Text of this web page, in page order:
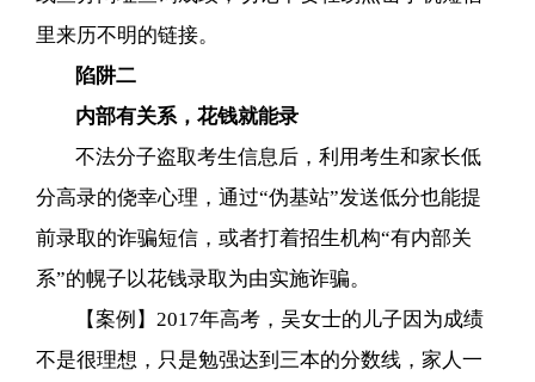
里来历不明的链接。
陷阱二
内部有关系，花钱就能录
不法分子盗取考生信息后，利用考生和家长低
分高录的侥幸心理，通过“伪基站”发送低分也能提
前录取的诈骗短信，或者打着招生机构“有内部关
系”的幌子以花钱录取为由实施诈骗。
【案例】2017年高考，吴女士的儿子因为成绩
不是很理想，只是勉强达到三本的分数线，家人一